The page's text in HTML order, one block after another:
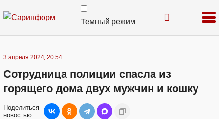
Темный режим
3 апреля 2024, 20:54
Сотрудница полиции спасла из
горящего дома двух мужчин и кошку
Поделиться
новостью: